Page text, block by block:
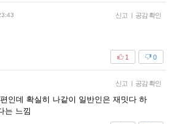
신고 | 공감 확인
0
1
신고 | 공감 확인
인데 확실히 나같이 일반인은 재밋다 하
는 느낌